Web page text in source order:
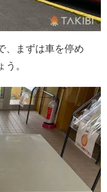
、まずは車を停め
。